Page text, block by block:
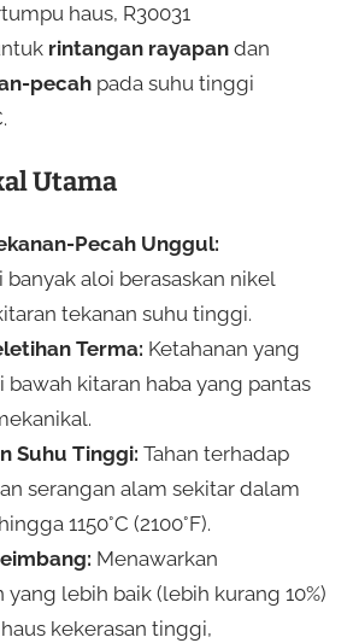
haus, R30031
rintangan rayapandan
pecahpada suhu tinggi
Utama
Pecah Unggul:
aloi berasaskan nikel
tekanan suhu tinggi.
Terma: Ketahanan yang
bawah kitaran haba yang pantas
Suhu Tinggi: Tahan terhadap
serangan alam sekitar dalam
1150°C (2100°F).
Menawarkan
yang lebih baik (lebih kurang 10%)
kekerasan tinggi,